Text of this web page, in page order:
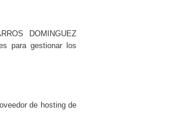
DOMINGUEZ
para gestionar los
de hosting de